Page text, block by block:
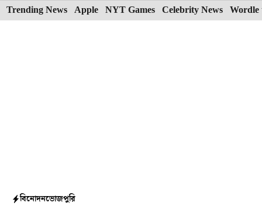
Skip
to
Trending News Apple NYT Games Celebrity News Wordle
বিনোদনভোজপুরি